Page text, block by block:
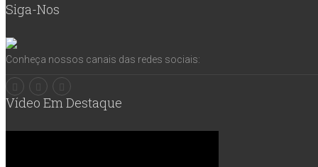
Siga-Nos
Conheça nossos canais das redes sociais:
Vídeo Em Destaque